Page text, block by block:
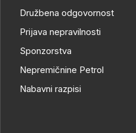
Družbena odgovornost
Prijava nepravilnosti
Sponzorstva
Nepremičnine Petrol
Nabavni razpisi